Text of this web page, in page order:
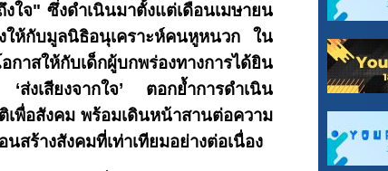
งใจ" ซึ่งดำเนินมาตั้งแต่เดือนเมษายน
ให้กับมูลนิธิอนุเคราะห์คนหูหนวก ใน
สให้กับเด็กผู้บกพร่องทางการได้ยิน
‘ส่งเสียงจากใจ’ ตอกย้ำการดำเนิน
เพื่อสังคม พร้อมเดินหน้าสานต่อความ
สร้างสังคมที่เท่าเทียมอย่างต่อเนื่อง